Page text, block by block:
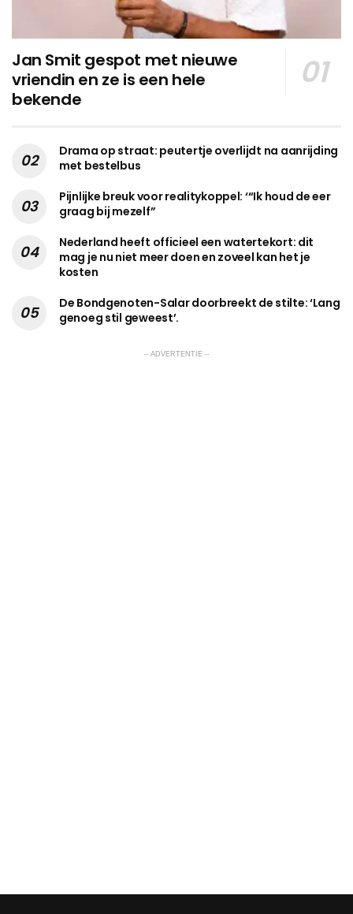
Jan Smit gespot met nieuwe
vriendin en ze is een hele
bekende
Drama op straat: peutertje overlijdt na aanrijding
met bestelbus
Pijnlijke breuk voor realitykoppel: ‘“Ik houd de eer
graag bij mezelf”
Nederland heeft officieel een watertekort: dit
mag je nu niet meer doen en zoveel kan het je
kosten
De Bondgenoten-Salar doorbreekt de stilte: ‘Lang
genoeg stil geweest’.
-- ADVERTENTIE --